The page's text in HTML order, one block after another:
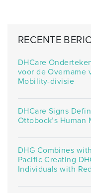
RECENTE
DHCare
voor de Overname
Mobility-divisie
DHCare Signs
Ottobock’s
DHG Combines
Pacific Creating
Individuals with